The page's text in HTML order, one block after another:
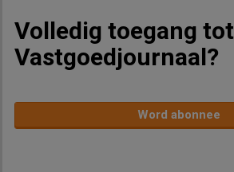
Volledig toegang tot
Vastgoedjournaal?
Word abonnee